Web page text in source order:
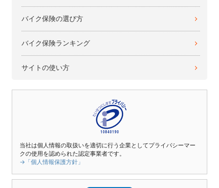
バイク保険の選び方
バイク保険ランキング
サイトの使い方
当社は個人情報の取扱いを適切に行う企業としてプライバシーマー
クの使用を認められた認定事業者です。
→「個人情報保護方針」